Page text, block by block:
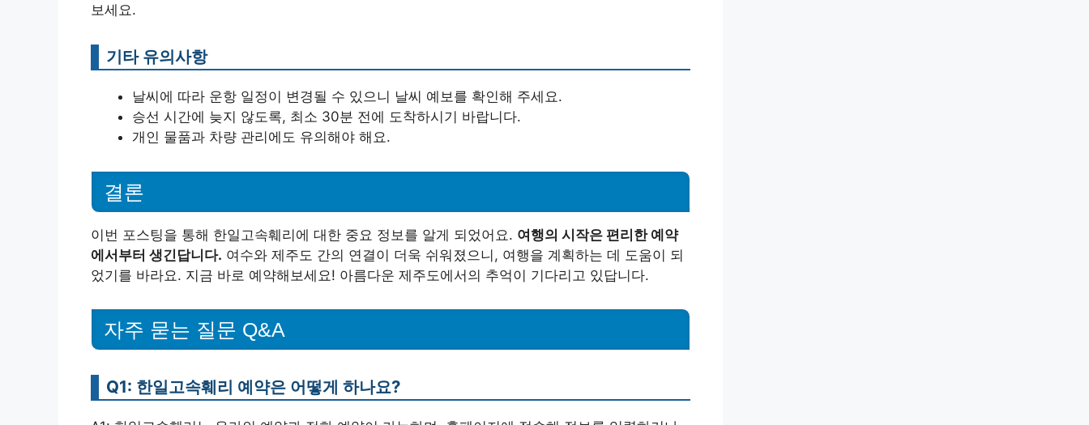
보세요.
기타 유의사항
날씨에 따라 운항 일정이 변경될 수 있으니 날씨 예보를 확인해 주세요.
승선 시간에 늦지 않도록, 최소 30분 전에 도착하시기 바랍니다.
개인 물품과 차량 관리에도 유의해야 해요.
결론
이번 포스팅을 통해 한일고속훼리에 대한 중요 정보를 알게 되었어요. 여행의 시작은 편리한 예약
에서부터 생긴답니다. 여수와 제주도 간의 연결이 더욱 쉬워졌으니, 여행을 계획하는 데 도움이 되
었기를 바라요. 지금 바로 예약해보세요! 아름다운 제주도에서의 추억이 기다리고 있답니다.
자주 묻는 질문 Q&A
Q1: 한일고속훼리 예약은 어떻게 하나요?